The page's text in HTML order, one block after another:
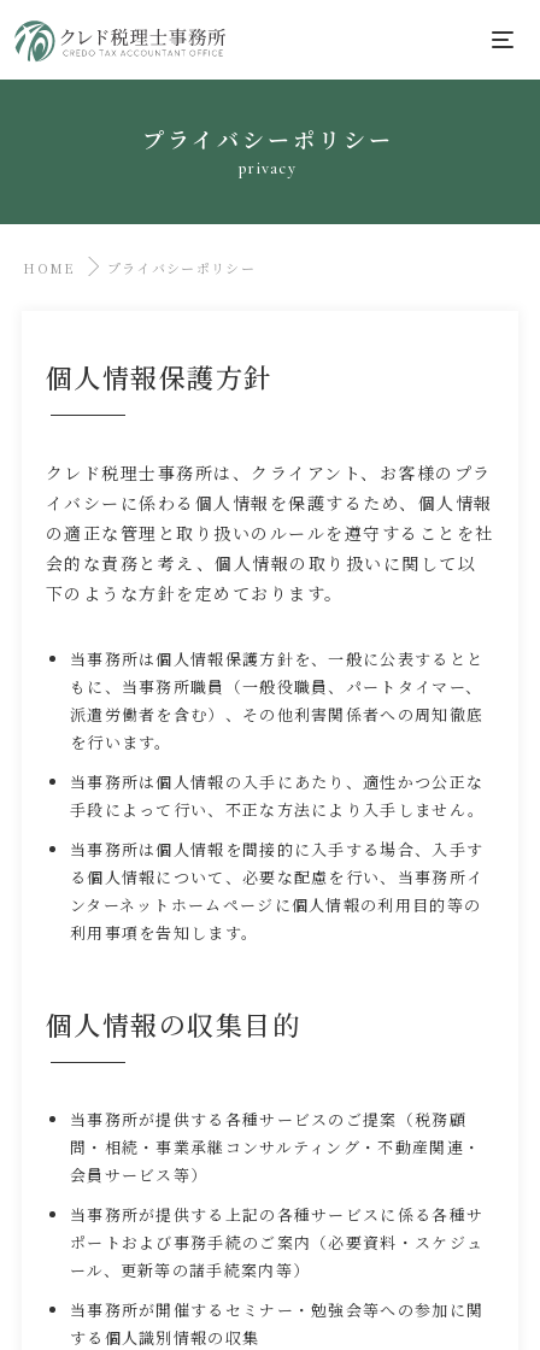
プライバシーポリシー
privacy
HOME プライバシーポリシー
個人情報保護方針
クレド税理士事務所は、クライアント、お客様のプラ
イバシーに係わる個人情報を保護するため、個人情報
の適正な管理と取り扱いのルールを遵守することを社
会的な責務と考え、個人情報の取り扱いに関して以
下のような方針を定めております。
当事務所は個人情報保護方針を、一般に公表するとと
もに、当事務所職員（一般役職員、パートタイマー、
派遣労働者を含む）、その他利害関係者への周知徹底
を行います。
当事務所は個人情報の入手にあたり、適性かつ公正な
手段によって行い、不正な方法により入手しません。
当事務所は個人情報を間接的に入手する場合、入手す
る個人情報について、必要な配慮を行い、当事務所イ
ンターネットホームページに個人情報の利用目的等の
利用事項を告知します。
個人情報の収集目的
当事務所が提供する各種サービスのご提案（税務顧
問・相続・事業承継コンサルティング・不動産関連・
会員サービス等）
当事務所が提供する上記の各種サービスに係る各種サ
ポートおよび事務手続のご案内（必要資料・スケジュ
ール、更新等の諸手続案内等）
当事務所が開催するセミナー・勉強会等への参加に関
する個人識別情報の収集